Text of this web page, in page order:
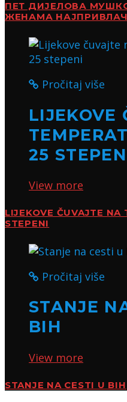
ПЕТ ДИЈЕЛОВА
ЖЕНАМА
Pročitaj više
LIJEKOVE
25
View more
LIJEKOVE ČUVAJTE NA
STEPENI
Pročitaj više
STANJE
BIH
View more
STANJE NA CESTI U BIH